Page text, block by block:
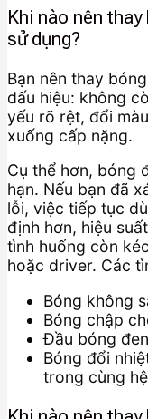
Khi nào nên
sử dụng?
Bạn nên thay
dấu hiệu: không
yếu rõ rệt, đổi
xuống cấp nặng.
Cụ thể hơn, bóng
hạn. Nếu bạn đã
lỗi, việc tiếp tục
định hơn, hiệu
tình huống còn
hoặc driver. Các
Bóng không
Bóng chập
Đầu bóng
Bóng đổi
trong cùng